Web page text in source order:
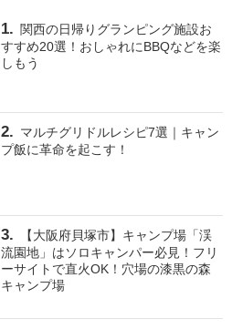
関西の日帰りグランピング施設お
すすめ20選！おしゃれにBBQなどを楽
しもう
マルチグリドルレシピ7選｜キャン
プ飯に革命を起こす！
【大阪府貝塚市】キャンプ場「渓
流園地」はソロキャンパー必見！フリ
ーサイトで直火OK！穴場の漆黒の森
キャンプ場